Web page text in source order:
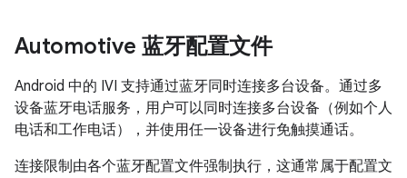
Automotive 蓝牙配置文件
Android 中的 IVI 支持通过蓝牙同时连接多台设备。通过多
设备蓝牙电话服务，用户可以同时连接多台设备（例如个人
电话和工作电话），并使用任一设备进行免触摸通话。
连接限制由各个蓝牙配置文件强制执行，这通常属于配置文